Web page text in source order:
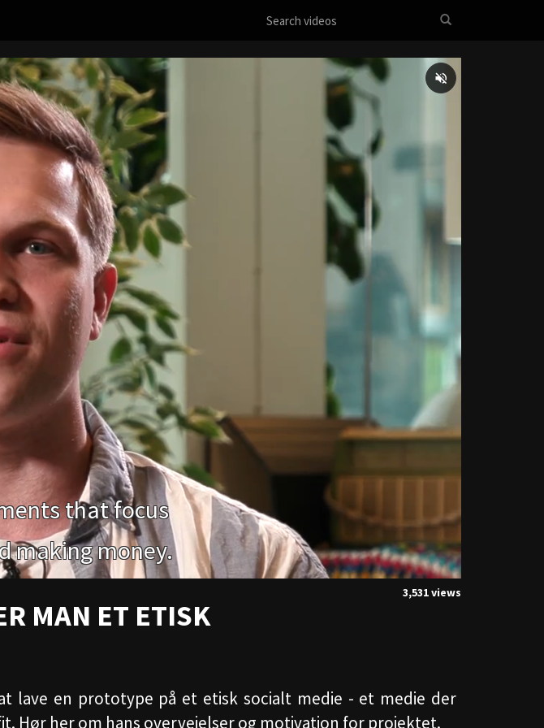
MAN ET ETISK
3,531 views
lave en prototype på et etisk socialt medie - et medie der
Hør her om hans overvejelser og motivation for projektet.